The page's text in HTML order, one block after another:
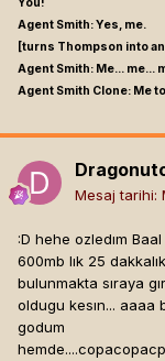
You!
Agent Smith: Yes, me.
[turns Thompson into
Agent Smith: Me... me...
Agent Smith Clone: Me
Mesaj tarihi:
:D hehe ozledım
600mb lık 25
bulunmakta sıraya
oldugu kesın... aaaa
godum